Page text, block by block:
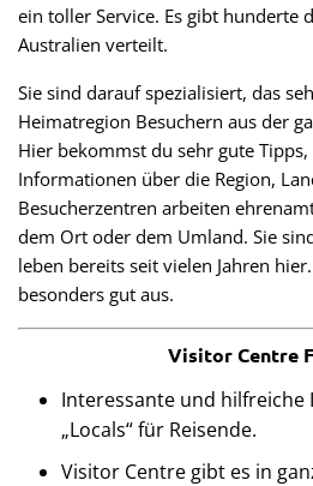
ein toller Service. Es gibt hunderte
Australien verteilt.
Sie sind darauf spezialisiert, das
Heimatregion Besuchern aus der
Hier bekommst du sehr gute
Informationen über die Region,
Besucherzentren arbeiten
dem Ort oder dem Umland. Sie
leben bereits seit vielen Jahren
besonders gut aus.
Visitor Centre
Interessante und
„Locals“ für Reisende.
Visitor Centre gibt es in